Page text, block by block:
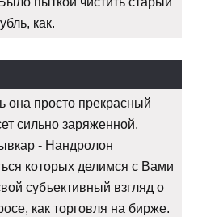
как.
она просто прекрасный
сильно заряженной.
- Нандролон
которых делимся с Вами
субъективный взгляд о
как торговля на бирже.